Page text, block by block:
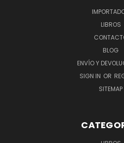
LIBROS
BLOG
ENVÍO Y
SIGN IN OR
SITEMAP